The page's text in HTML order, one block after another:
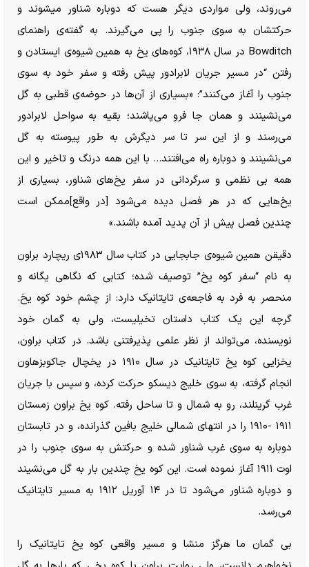
می‌روند، ولی مواردی دیگر هست که دوباره شناور می‎شوند و
حرکتشان به سوی جنوب را پی می‌گیرند. به گفته‌ی راهنمای
Bowditch در سال ۱۹۳۸، کوه‌های یخ به همین شیوه‌ی ایستادن و
رفتن “در مسیر جریان لابرادور پیش رفته و سفر خود به سوی
جنوب را آغاز می‌کنند”: «بسیاری از آن‌ها در حوضه‌ی قطبی به گل
می‌نشینند و همان جا فرو می‌پاشند؛ بقیه به سواحل لابرادور
می‌رسند و از این سر تا سر دیگرش به طور پیوسته به گل
می‌نشینند و دوباره راه می‌افتند… با این همه درنگ و تاخیر و این
همه بی نظمی و سرگردانی در سفر یخ‌های شناور، بسیاری از
یخ‌هایی که در هر فصل دیده می‌شود [در واقع]ممکن است
چندین فصل پیش از آن پدید آمده باشند.»
دقیقن همین شیوه‌ی جابجایی در کتاب سال ۱۹۸۳‌ی ریچارد براون
به نام “سفر کوه یخ” توصیف شده؛ کتابی که نگاهی یگانه و
منحصر به فرد به فاجعه‌ی تایتانیک دارد: از چشم خود کوه یخ.
گرچه این یک کتاب داستان تخیلیست، ولی به گمان خود
نویسنده، می‌تواند از نظر علمی پذیرفتنی باشد. در کتاب براون،
یخزایی کوه یخ تایتانیک در سال ۱۹۱۰ در یخچال جاکوبزهاون
انجام گرفته، به سوی خلیج دیسکو حرکت کرده، و سپس با جریان
غرب گرینلند، رو به شمال و تا ساحل رفته. کوه یخ براون زمستان
۱۹۱۱ -۱۹۱۰ را در انتهای شمالی خلیج بافین گذرانده، و در تابستان
دوباره به سوی غرب شناور شده و حرکتش به سوی جنوب را در
اوت ۱۹۱۱ آغاز نموده است. این کوه یخ چندین بار به گل می‌نشیند
و دوباره شناور می‌شود تا در ۱۴ آوریل ۱۹۱۲ به مسیر تایتانیک
می‌رسد.
بی گمان ما هرگز منشا و مسیر واقعی کوه یخ تایتانیک را